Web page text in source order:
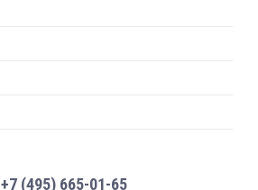
+7 (495) 665-01-65